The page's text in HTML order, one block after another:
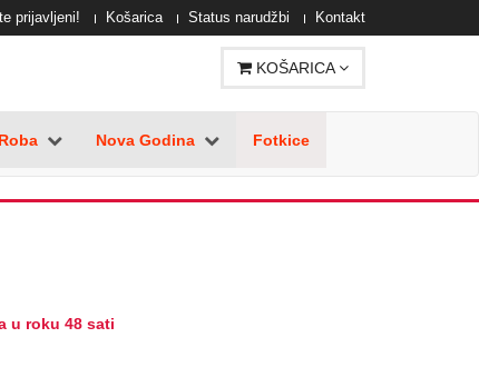
prijavljeni! Košarica Status narudžbi Kontakt
KOŠARICA
Nova Godina Fotkice
u roku 48 sati